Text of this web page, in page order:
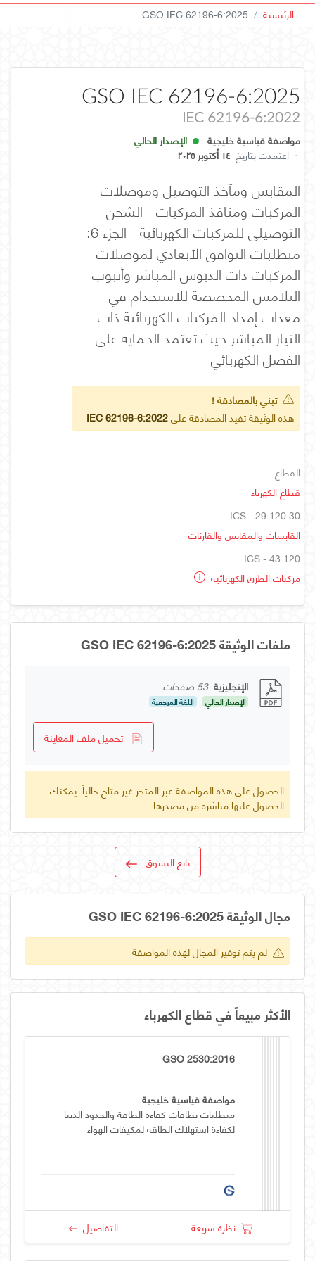
الرئيسية GSO IEC 62196-6:2025
GSO IEC 62196-6:2025
IEC 62196-6:2022
مواصفة قياسية خليجية
الإصدار الحالي
· اعتمدت بتاريخ ١٤ أكتوبر ٢٠٢٥
المقابس ومآخذ التوصيل وموصلات
المركبات ومنافذ المركبات - الشحن
التوصيلي للمركبات الكهربائية - الجزء 6:
متطلبات التوافق الأبعادي لموصلات
المركبات ذات الدبوس المباشر وأنبوب
التلامس المخصصة للاستخدام في
معدات إمداد المركبات الكهربائية ذات
التيار المباشر حيث تعتمد الحماية على
الفصل الكهربائي
تبني بالمصادقة !
هذه الوثيقة تفيد المصادقة علىIEC 62196-6:2022
القطاع
قطاع الكهرباء
ICS - 29.120.30
القابسات والمقابس والقارنات
ICS - 43.120
مركبات الطرق الكهربائية
ملفات الوثيقة GSO IEC 62196-6:2025
الإنجليزية 53 صفحات
الإصدار الحالي اللغة المرجعية
تحميل ملف المعاينة
الحصول على هذه المواصفة عبر المتجر غير متاح حالياً. يمكنك
الحصول عليها مباشرة من مصدرها.
تابع التسوق
مجال الوثيقة GSO IEC 62196-6:2025
لم يتم توفير المجال لهذه المواصفة
الأكثر مبيعاً في قطاع الكهرباء
GSO 2530:2016
مواصفة قياسية خليجية
متطلبات بطاقات كفاءة الطاقة والحدود الدنيا
لكفاءة استهلاك الطاقة لمكيفات الهواء
نظرة سريعة التفاصيل